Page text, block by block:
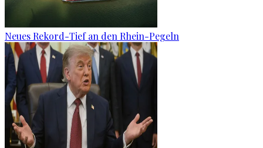
Neues Rekord-Tief an den Rhein-Pegeln